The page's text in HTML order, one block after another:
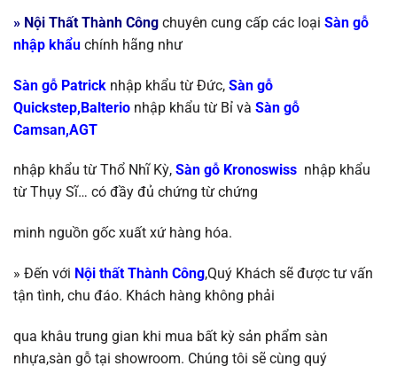
» Nội Thất Thành Công chuyên cung cấp các loại Sàn gỗ
nhập khẩu chính hãng như
Sàn gỗ Patrick nhập khẩu từ Đức, Sàn gỗ
Quickstep,Balterio nhập khẩu từ Bỉ và Sàn gỗ
Camsan,AGT
nhập khẩu từ Thổ Nhĩ Kỳ, Sàn gỗ Kronoswiss nhập khẩu
từ Thụy Sĩ… có đầy đủ chứng từ chứng
minh nguồn gốc xuất xứ hàng hóa.
» Đến với Nội thất Thành Công,Quý Khách sẽ được tư vấn
tận tình, chu đáo. Khách hàng không phải
qua khâu trung gian khi mua bất kỳ sản phẩm sàn
nhựa,sàn gỗ tại showroom. Chúng tôi sẽ cùng quý